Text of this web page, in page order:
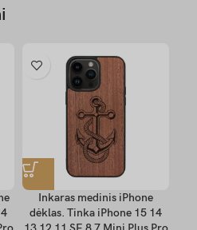
Inkaras medinis iPhone
dėklas. Tinka iPhone 15 14